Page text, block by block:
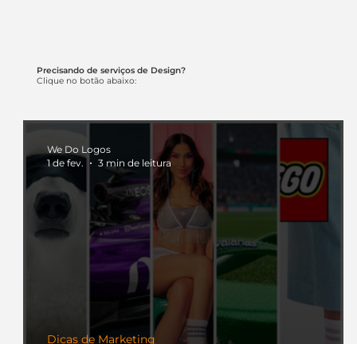
Precisando de serviços de Design?
Clique no botão abaixo:
Dicas de Marketing
We Do Logos
1 de fev.
3 min de leitura